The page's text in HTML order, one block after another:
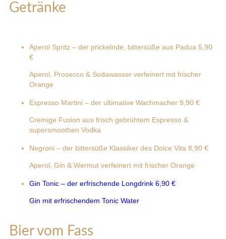
Getränke
Aperol Spritz – der prickelnde, bittersüße aus Padua 5,90
€
Aperol, Prosecco & Sodawasser verfeinert mit frischer
Orange
Espresso Martini – der ultimative Wachmacher 9,90 €
Cremige Fusion aus frisch gebrühtem Espresso &
supersmoothen Vodka
Negroni – der bittersüße Klassiker des Dolce Vita 8,90 €
Aperol, Gin & Wermut verfeinert mit frischer Orange
Gin Tonic – der erfrischende Longdrink 6,90 €
Gin mit erfrischendem Tonic Water
Bier vom Fass